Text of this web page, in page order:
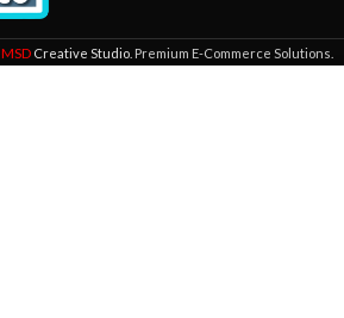
MSDCreative Studio. Premium E-Commerce Solutions.